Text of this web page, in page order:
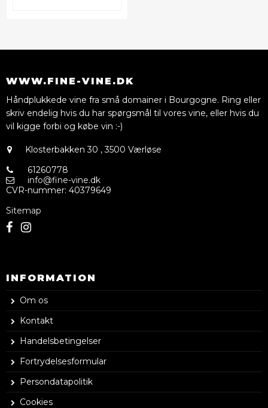
WWW.FINE-VINE.DK
Håndplukkede vine fra små domainer i Bourgogne. Ring eller
skriv endelig hvis du har spørgsmål til vores vine, eller hvis du
vil kigge forbi og købe vin :-)
Klosterbakken 30 ,3500 Værløse
61260778
info@fine-vine.dk
CVR-nummer: 40379649
Sitemap
INFORMATION
Om os
Kontakt
Handelsbetingelser
Fortrydelsesformular
Persondatapolitik
Cookies